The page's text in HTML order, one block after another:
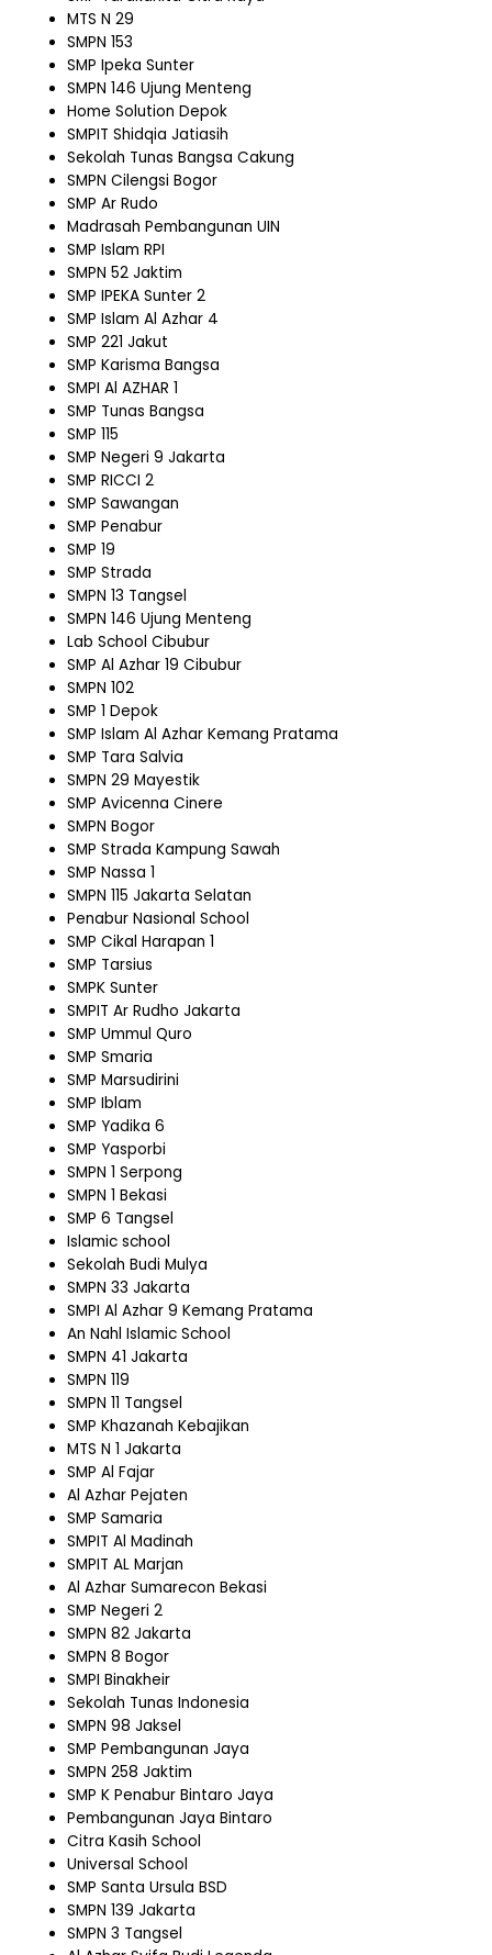
MTS N 29
SMPN 153
SMP Ipeka Sunter
SMPN 146 Ujung Menteng
Home Solution Depok
SMPIT Shidqia Jatiasih
Sekolah Tunas Bangsa Cakung
SMPN Cilengsi Bogor
SMP Ar Rudo
Madrasah Pembangunan UIN
SMP Islam RPI
SMPN 52 Jaktim
SMP IPEKA Sunter 2
SMP Islam Al Azhar 4
SMP 221 Jakut
SMP Karisma Bangsa
SMPI Al AZHAR 1
SMP Tunas Bangsa
SMP 115
SMP Negeri 9 Jakarta
SMP RICCI 2
SMP Sawangan
SMP Penabur
SMP 19
SMP Strada
SMPN 13 Tangsel
SMPN 146 Ujung Menteng
Lab School Cibubur
SMP Al Azhar 19 Cibubur
SMPN 102
SMP 1 Depok
SMP Islam Al Azhar Kemang Pratama
SMP Tara Salvia
SMPN 29 Mayestik
SMP Avicenna Cinere
SMPN Bogor
SMP Strada Kampung Sawah
SMP Nassa 1
SMPN 115 Jakarta Selatan
Penabur Nasional School
SMP Cikal Harapan 1
SMP Tarsius
SMPK Sunter
SMPIT Ar Rudho Jakarta
SMP Ummul Quro
SMP Smaria
SMP Marsudirini
SMP Iblam
SMP Yadika 6
SMP Yasporbi
SMPN 1 Serpong
SMPN 1 Bekasi
SMP 6 Tangsel
Islamic school
Sekolah Budi Mulya
SMPN 33 Jakarta
SMPI Al Azhar 9 Kemang Pratama
An Nahl Islamic School
SMPN 41 Jakarta
SMPN 119
SMPN 11 Tangsel
SMP Khazanah Kebajikan
MTS N 1 Jakarta
SMP Al Fajar
Al Azhar Pejaten
SMP Samaria
SMPIT Al Madinah
SMPIT AL Marjan
Al Azhar Sumarecon Bekasi
SMP Negeri 2
SMPN 82 Jakarta
SMPN 8 Bogor
SMPI Binakheir
Sekolah Tunas Indonesia
SMPN 98 Jaksel
SMP Pembangunan Jaya
SMPN 258 Jaktim
SMP K Penabur Bintaro Jaya
Pembangunan Jaya Bintaro
Citra Kasih School
Universal School
SMP Santa Ursula BSD
SMPN 139 Jakarta
SMPN 3 Tangsel